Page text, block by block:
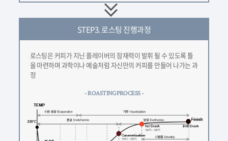
STEP3.로스팅 진행과정
로스팅은 커피가 지닌 플레이버의 잠재력이 발휘 될 수 있도록 틀
을 마련하며 과학이나 예술처럼 자신만의 커피를 만들어 나가는 과
정
- ROASTING PROCESS -